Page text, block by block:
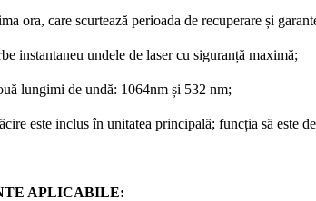
ora, care scurtează perioada de recuperare și
instantaneu undele de laser cu siguranță maximă;
lungimi de undă: 1064nm și 532 nm;
este inclus în unitatea principală; funcția să este
APLICABILE: